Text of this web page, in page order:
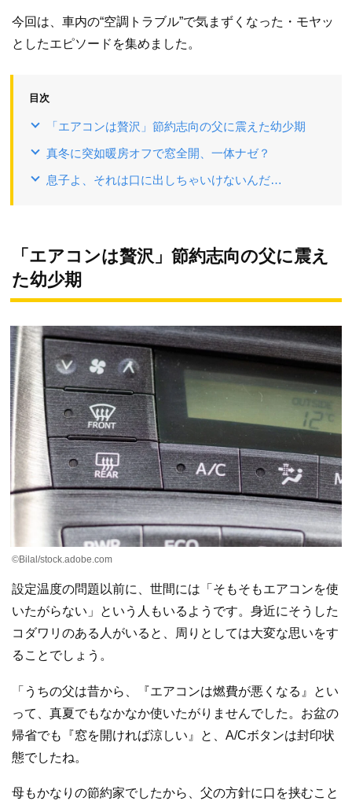
今回は、車内の“空調トラブル”で気まずくなった・モヤッ
としたエピソードを集めました。
目次
「エアコンは贅沢」節約志向の父に震えた幼少期
真冬に突如暖房オフで窓全開、一体ナゼ？
息子よ、それは口に出しちゃいけないんだ…
「エアコンは贅沢」節約志向の父に震え
た幼少期
©Bilal/stock.adobe.com
設定温度の問題以前に、世間には「そもそもエアコンを使
いたがらない」という人もいるようです。身近にそうした
コダワリのある人がいると、周りとしては大変な思いをす
ることでしょう。
「うちの父は昔から、『エアコンは燃費が悪くなる』とい
って、真夏でもなかなか使いたがりませんでした。お盆の
帰省でも『窓を開ければ涼しい』と、A/Cボタンは封印状
態でしたね。
母もかなりの節約家でしたから、父の方針に口を挟むこと